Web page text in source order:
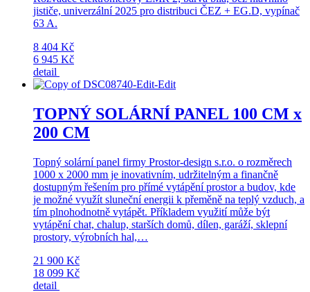
jističe, univerzální 2025 pro distribuci ČEZ + EG.D, vypínač
63 A.
8 404 Kč
6 945 Kč
detail
TOPNÝ SOLÁRNÍ PANEL 100 CM x
200 CM
Topný solární panel firmy Prostor-design s.r.o. o rozměrech
1000 x 2000 mm je inovativním, udržitelným a finančně
dostupným řešením pro přímé vytápění prostor a budov, kde
je možné využít sluneční energii k přeměně na teplý vzduch, a
tím plnohodnotně vytápět. Příkladem využití může být
vytápění chat, chalup, starších domů, dílen, garáží, sklepní
prostory, výrobních hal,…
21 900 Kč
18 099 Kč
detail